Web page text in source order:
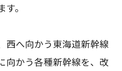
。
西へ向かう東海道新幹線
向かう各種新幹線を、改